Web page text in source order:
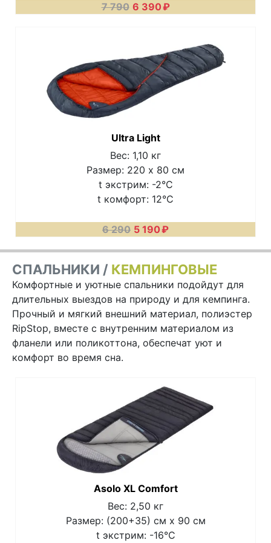
7 790 6 390₽
Ultra Light
Вес: 1,10 кг
Размер: 220 х 80 см
t экстрим: -2°C
t комфорт: 12°C
6 290 5 190₽
СПАЛЬНИКИ / КЕМПИНГОВЫЕ
Комфортные и уютные спальники подойдут для
длительных выездов на природу и для кемпинга.
Прочный и мягкий внешний материал, полиэстер
RipStop, вместе с внутренним материалом из
фланели или поликоттона, обеспечат уют и
комфорт во время сна.
Asolo XL Comfort
Вес: 2,50 кг
Размер: (200+35) см х 90 см
t экстрим: -16°C